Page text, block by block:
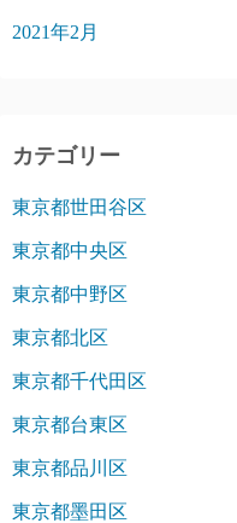
2021年2月
カテゴリー
東京都世田谷区
東京都中央区
東京都中野区
東京都北区
東京都千代田区
東京都台東区
東京都品川区
東京都墨田区